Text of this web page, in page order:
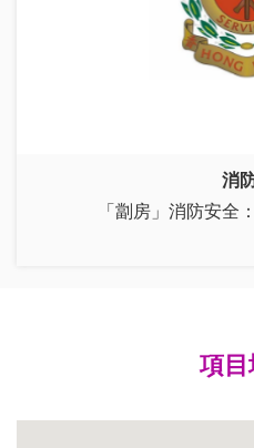
消
「劏房」消防安全
項